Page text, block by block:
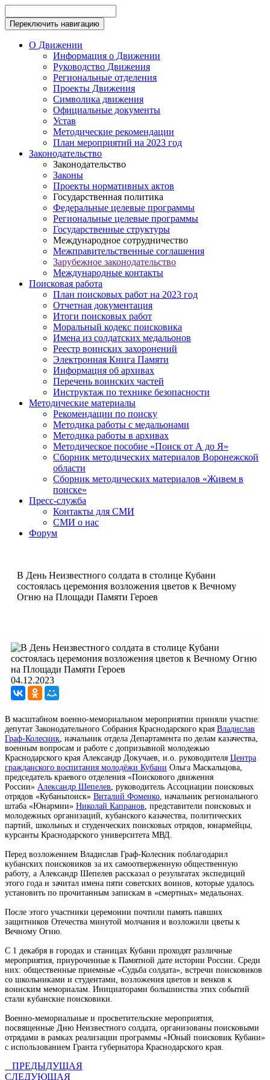
Переключить навигацию
О Движении
Информация о Движении
Руководство Движения
Региональные отделения
Проекты Движения
Символика движения
Официальные документы
Устав
Методические рекомендации
План мероприятий на 2023 год
Законодательство
Законодательство
Законы
Проекты нормативных актов
Государственная политика
Федеральные целевые программы
Региональные целевые программы
Государственные структуры
Международное сотрудничество
Межправительственные соглашения
Зарубежное законодательство
Международные контакты
Поисковая работа
План поисковых работ на 2023 год
Отчетная документация
Итоги поисковых работ
Моральный кодекс поисковика
Имена из солдатских медальонов
Реестр воинских захоронений
Электронная Книга Памяти
Информация об архивах
Перечень воинских частей
Инструктаж по технике безопасности
Методические материалы
Рекомендации по поиску
Методика работы с медальонами
Методика работы в архивах
Методическое пособие «Поиск от А до Я»
Сборник методических материалов Воронежской
области
Сборник методических материалов «Живем в
поиске»
Пресс-служба
Контакты для СМИ
СМИ о нас
Форум
В День Неизвестного солдата в столице Кубани
состоялась церемония возложения цветов к Вечному
Огню на Площади Памяти Героев
04.12.2023
В масштабном военно-мемориальном мероприятии приняли участие:
депутат Законодательного Собрания Краснодарского края Владислав
Граф-Колесник, начальник отдела Департамента по делам казачества,
военным вопросам и работе с допризывной молодежью
Краснодарского края Александр Докучаев, и.о. руководителя Центра
гражданского воспитания молодёжи Кубани Ольга Маскальцова,
председатель краевого отделения «Поискового движения
России» Александр Шепелев, руководитель Ассоциации поисковых
отрядов «Кубаньпоиск» Виталий Фоменко, начальник регионального
штаба «Юнармии» Николай Капранов, представители поисковых и
молодежных организаций, кубанского казачества, политических
партий, школьных и студенческих поисковых отрядов, юнармейцы,
курсанты Краснодарского университета МВД.
Перед возложением Владислав Граф-Колесник поблагодарил
кубанских поисковиков за их самоотверженную общественную
работу, а Александр Шепелев рассказал о результатах экспедиций
этого года и зачитал имена пяти советских воинов, которые удалось
установить по прочитанным запискам в «смертных» медальонах.
После этого участники церемонии почтили память павших
защитников Отечества минутой молчания и возложили цветы к
Вечному Огню.
С 1 декабря в городах и станицах Кубани проходят различные
мероприятия, приуроченные к Памятной дате истории России. Среди
них: общественные приемные «Судьба солдата», встречи поисковиков
со школьниками и студентами, возложения цветов и венков к
воинским мемориалам. Инициаторами большинства этих событий
стали кубанские поисковики.
Военно-мемориальные и просветительские мероприятия,
посвященные Дню Неизвестного солдата, организованы поисковыми
отрядами в рамках реализации программы «Юный поисковик Кубани»
с использованием Гранта губернатора Краснодарского края.
ПРЕДЫДУЩАЯ
СЛЕДУЮЩАЯ